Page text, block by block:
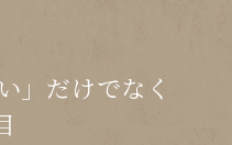
」だけでなく